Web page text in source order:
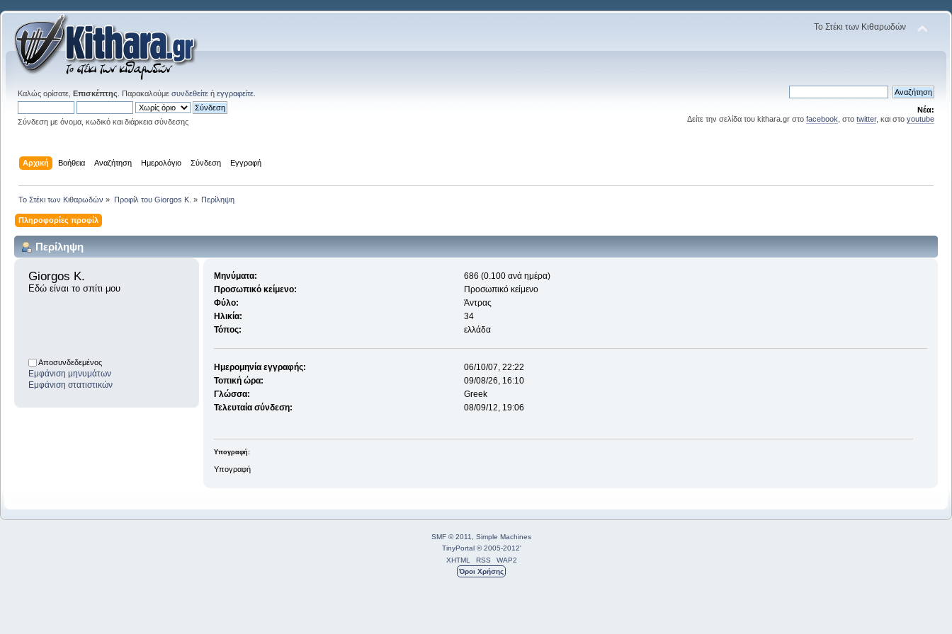
Το Στέκι των Κιθαρωδών
Καλώς ορίσατε, Επισκέπτης . Παρακαλούμε συνδεθείτε ή εγγραφείτε
Σύνδεση με όνομα, κωδικό και διάρκεια σύνδεσης
Νέα:
Δείτε την σελίδα του kithara.gr στο facebook , στο twitter, και στο youtube
Αρχική Βοήθεια Αναζήτηση Ημερολόγιο Σύνδεση Εγγραφή
Το Στέκι των Κιθαρωδών » Προφίλ του Giorgos K. » Περίληψη
Πληροφορίες προφίλ
Περίληψη
Giorgos K.
Εδώ είναι το σπίτι μου
Αποσυνδεδεμένος
Εμφάνιση μηνυμάτων
Εμφάνιση στατιστικών
Μηνύματα:
686 (0.100 ανά ημέρα)
Προσωπικό κείμενο:
Προσωπικό κείμενο
Φύλο:
Άντρας
Ηλικία:
34
Τόπος:
ελλάδα
Ημερομηνία εγγραφής:
06/10/07, 22:22
Τοπική ώρα:
09/08/26, 16:10
Γλώσσα:
Greek
Τελευταία σύνδεση:
08/09/12, 19:06
Υπογραφή:
Υπογραφή
SMF © 2011
Simple Machines
TinyPortal © 2005-2012'
XHTML
RSS
WAP2
Όροι Χρήσης